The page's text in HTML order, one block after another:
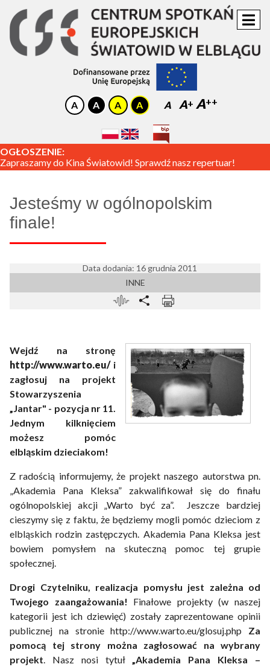
A A A
OGŁOSZENIE:
Zapraszamy do Kina Światowid! Sprawdź nasz repertuar!
Jesteśmy w ogólnopolskim
finale!
Data dodania: 16 grudnia 2011
INNE
Wejdź na stronę
http://www.warto.eu/i
zagłosuj na projekt
Stowarzyszenia
„Jantar" - pozycja nr 11.
Jednym kilknięciem
możesz pomóc
elbląskim dzieciakom!
Z radością informujemy, że projekt naszego autorstwa pn.
„Akademia Pana Kleksa” zakwalifikował się do finału
ogólnopolskiej akcji „Warto być za”. Jeszcze bardziej
cieszymy się z faktu, że będziemy mogli pomóc dzieciom z
elbląskich rodzin zastępczych. Akademia Pana Kleksa jest
bowiem pomysłem na skuteczną pomoc tej grupie
społecznej.
Drogi Czytelniku, realizacja pomysłu jest zależna od
Twojego zaangażowania! Finałowe projekty (w naszej
kategorii jest ich dziewięć) zostały zaprezentowane opinii
publicznej na stronie http://www.warto.eu/glosuj.php Za
pomocą tej strony można zagłosować na wybrany
projekt. Nasz nosi tytuł„Akademia Pana Kleksa –